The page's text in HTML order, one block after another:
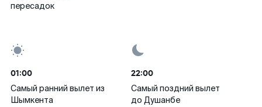
пересадок
01:00
Самый ранний вылет из
Шымкента
22:00
Самый поздний вылет
до Душанбе